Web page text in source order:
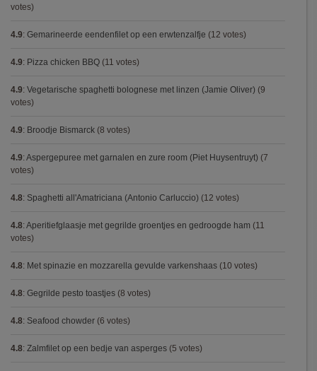
votes)
4.9: Gemarineerde eendenfilet op een erwtenzalfje (12 votes)
4.9: Pizza chicken BBQ (11 votes)
4.9: Vegetarische spaghetti bolognese met linzen (Jamie Oliver) (9
votes)
4.9: Broodje Bismarck (8 votes)
4.9: Aspergepuree met garnalen en zure room (Piet Huysentruyt) (7
votes)
4.8: Spaghetti all'Amatriciana (Antonio Carluccio) (12 votes)
4.8: Aperitiefglaasje met gegrilde groentjes en gedroogde ham (11
votes)
4.8: Met spinazie en mozzarella gevulde varkenshaas (10 votes)
4.8: Gegrilde pesto toastjes (8 votes)
4.8: Seafood chowder (6 votes)
4.8: Zalmfilet op een bedje van asperges (5 votes)